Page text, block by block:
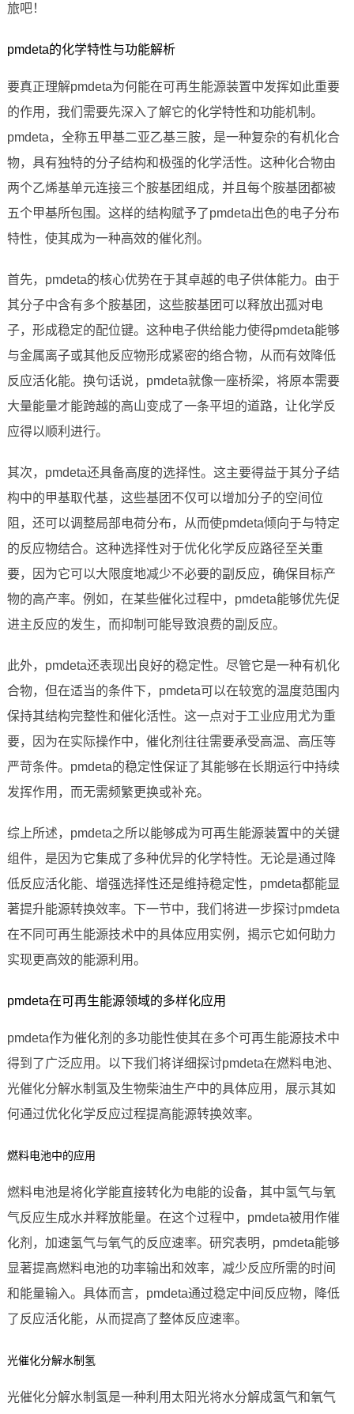
旅吧！
pmdeta的化学特性与功能解析
要真正理解pmdeta为何能在可再生能源装置中发挥如此重要
的作用，我们需要先深入了解它的化学特性和功能机制。
pmdeta，全称五甲基二亚乙基三胺，是一种复杂的有机化合
物，具有独特的分子结构和极强的化学活性。这种化合物由
两个乙烯基单元连接三个胺基团组成，并且每个胺基团都被
五个甲基所包围。这样的结构赋予了pmdeta出色的电子分布
特性，使其成为一种高效的催化剂。
首先，pmdeta的核心优势在于其卓越的电子供体能力。由于
其分子中含有多个胺基团，这些胺基团可以释放出孤对电
子，形成稳定的配位键。这种电子供给能力使得pmdeta能够
与金属离子或其他反应物形成紧密的络合物，从而有效降低
反应活化能。换句话说，pmdeta就像一座桥梁，将原本需要
大量能量才能跨越的高山变成了一条平坦的道路，让化学反
应得以顺利进行。
其次，pmdeta还具备高度的选择性。这主要得益于其分子结
构中的甲基取代基，这些基团不仅可以增加分子的空间位
阻，还可以调整局部电荷分布，从而使pmdeta倾向于与特定
的反应物结合。这种选择性对于优化化学反应路径至关重
要，因为它可以大限度地减少不必要的副反应，确保目标产
物的高产率。例如，在某些催化过程中，pmdeta能够优先促
进主反应的发生，而抑制可能导致浪费的副反应。
此外，pmdeta还表现出良好的稳定性。尽管它是一种有机化
合物，但在适当的条件下，pmdeta可以在较宽的温度范围内
保持其结构完整性和催化活性。这一点对于工业应用尤为重
要，因为在实际操作中，催化剂往往需要承受高温、高压等
严苛条件。pmdeta的稳定性保证了其能够在长期运行中持续
发挥作用，而无需频繁更换或补充。
综上所述，pmdeta之所以能够成为可再生能源装置中的关键
组件，是因为它集成了多种优异的化学特性。无论是通过降
低反应活化能、增强选择性还是维持稳定性，pmdeta都能显
著提升能源转换效率。下一节中，我们将进一步探讨pmdeta
在不同可再生能源技术中的具体应用实例，揭示它如何助力
实现更高效的能源利用。
pmdeta在可再生能源领域的多样化应用
pmdeta作为催化剂的多功能性使其在多个可再生能源技术中
得到了广泛应用。以下我们将详细探讨pmdeta在燃料电池、
光催化分解水制氢及生物柴油生产中的具体应用，展示其如
何通过优化化学反应过程提高能源转换效率。
燃料电池中的应用
燃料电池是将化学能直接转化为电能的设备，其中氢气与氧
气反应生成水并释放能量。在这个过程中，pmdeta被用作催
化剂，加速氢气与氧气的反应速率。研究表明，pmdeta能够
显著提高燃料电池的功率输出和效率，减少反应所需的时间
和能量输入。具体而言，pmdeta通过稳定中间反应物，降低
了反应活化能，从而提高了整体反应速率。
光催化分解水制氢
光催化分解水制氢是一种利用太阳光将水分解成氢气和氧气